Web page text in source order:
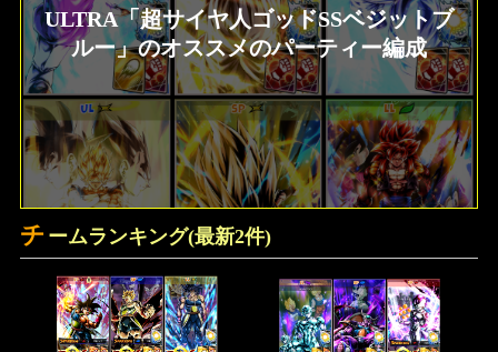
最新メインストーリー「第19部3章(6/10)」
配信【更新履歴】
ルー」のオススメのパーティー編成